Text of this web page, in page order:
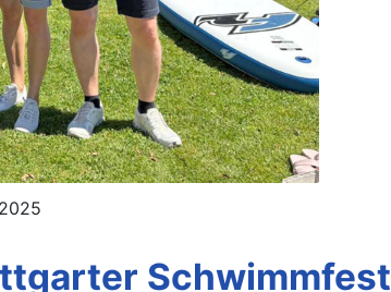
Schwimmfest